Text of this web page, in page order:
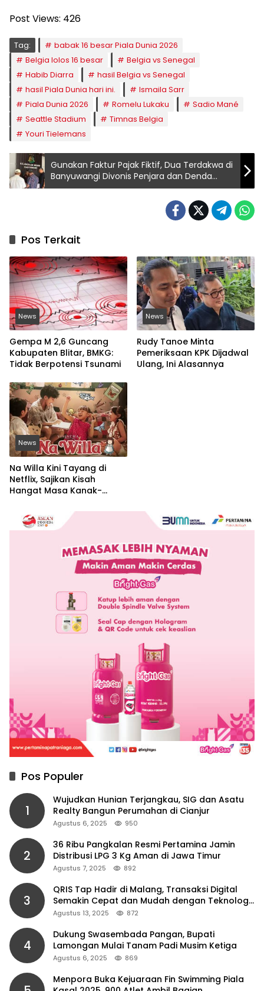
Post Views: 426
Tag:
babak 16 besar Piala Dunia 2026
Belgia lolos 16 besar
Belgia vs Senegal
Habib Diarra
hasil Belgia vs Senegal
hasil Piala Dunia hari ini.
Ismaila Sarr
Piala Dunia 2026
Romelu Lukaku
Sadio Mané
Seattle Stadium
Timnas Belgia
Youri Tielemans
Gunakan Faktur Pajak Fiktif, Dua Terdakwa di
Banyuwangi Divonis Penjara dan Denda
Miliaran Rupiah
Pos Terkait
News
Gempa M 2,6 Guncang
Kabupaten Blitar, BMKG:
Tidak Berpotensi Tsunami
News
Rudy Tanoe Minta
Pemeriksaan KPK Dijadwal
Ulang, Ini Alasannya
News
Na Willa Kini Tayang di
Netflix, Sajikan Kisah
Hangat Masa Kanak-
Pos Populer
1
Wujudkan Hunian Terjangkau, SIG dan Asatu
Realty Bangun Perumahan di Cianjur
Agustus 6, 2025 950
2
36 Ribu Pangkalan Resmi Pertamina Jamin
Distribusi LPG 3 Kg Aman di Jawa Timur
Agustus 7, 2025 892
3
QRIS Tap Hadir di Malang, Transaksi Digital
Semakin Cepat dan Mudah dengan Teknologi
NFC
Agustus 13, 2025 872
4
Dukung Swasembada Pangan, Bupati
Lamongan Mulai Tanam Padi Musim Ketiga
Agustus 6, 2025 869
Menpora Buka Kejuaraan Fin Swimming Piala